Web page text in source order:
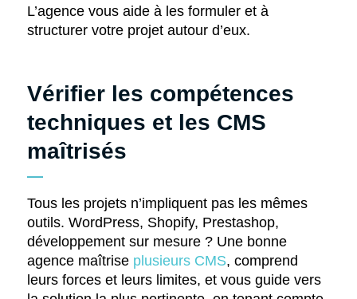
L’agence vous aide à les formuler et à
structurer votre projet autour d’eux.
Vérifier les compétences
techniques et les CMS
maîtrisés
Tous les projets n’impliquent pas les mêmes
outils. WordPress, Shopify, Prestashop,
développement sur mesure ? Une bonne
agence maîtrise plusieurs CMS, comprend
leurs forces et leurs limites, et vous guide vers